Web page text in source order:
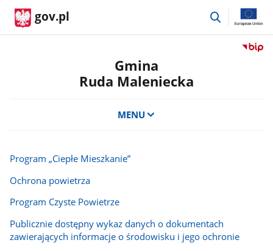
gov.pl
przejdź
Przejdź
Gmina
Ruda Maleniecka
MENU
Program „Ciepłe Mieszkanie”
Ochrona powietrza
Program Czyste Powietrze
Publicznie dostępny wykaz danych o dokumentach
zawierających informacje o środowisku i jego ochronie